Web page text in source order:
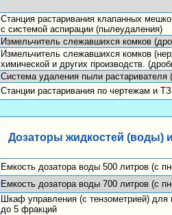
Станция растаривания клапанных
с системой аспирации (пылеудаления)
Измельчитель слежавшихся комков
Измельчитель слежавшихся комков
химической и других производств.
Система удаления пыли растаривателя
Станции растаривания по чертежам и ТЗ
Дозаторы жидкостей (воды)
Емкость дозатора воды 500 литров (с
Емкость дозатора воды 700 литров (с
Шкаф управления (с тензометрией)
до 5 фракций